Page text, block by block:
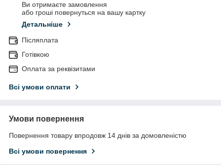
Ви отримаєте замовлення
або гроші повернуться на вашу картку
Детальніше
Післяплата
Готівкою
Оплата за реквізитами
Всі умови оплати
Умови повернення
Повернення товару впродовж 14 днів за домовленістю
Всі умови повернення